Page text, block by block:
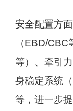
安全配置方
（EBD/
等）、牵引
身稳定系统
等，进一步